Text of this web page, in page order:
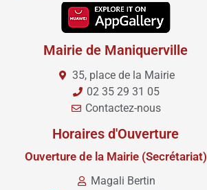
Mairie de Maniquerville
35, place de la Mairie
02 35 29 31 05
Contactez-nous
Horaires d'Ouverture
Ouverture de la Mairie (Secrétariat)
Magali Bertin